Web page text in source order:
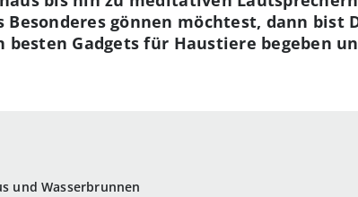
und Wasserbrunnen
gönnen möchtest, dann bist
besten Gadgets für Haustiere begeben